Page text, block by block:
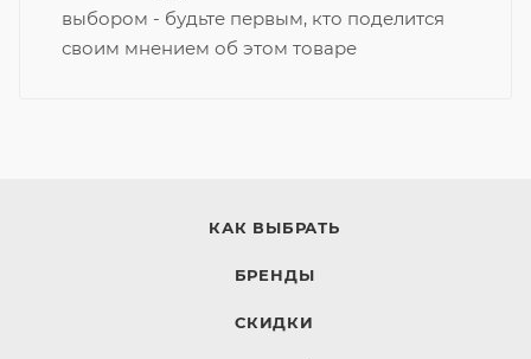
выбором - будьте первым, кто поделится
своим мнением об этом товаре
КАК ВЫБРАТЬ
БРЕНДЫ
СКИДКИ